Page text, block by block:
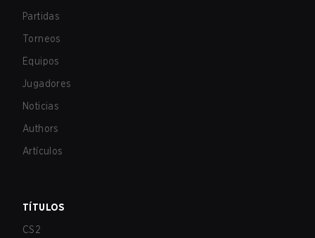
Partidas
Torneos
Equipos
Jugadores
Noticias
Authors
Artículos
TÍTULOS
CS2